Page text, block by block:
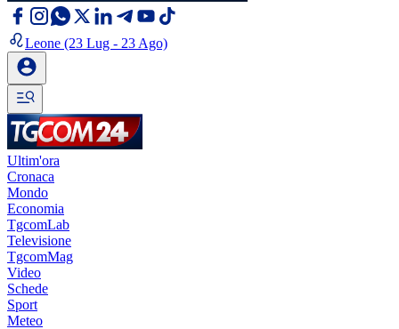
Leone (23 Lug - 23 Ago)
Ultim'ora
Cronaca
Mondo
Economia
TgcomLab
Televisione
TgcomMag
Video
Schede
Sport
Meteo